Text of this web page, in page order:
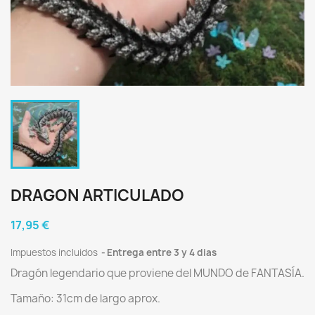
DRAGON ARTICULADO
17,95 €
Impuestos incluidos Entrega entre 3 y 4 dias
Dragón legendario que proviene del MUNDO de FANTASÍA.
Tamaño: 31cm de largo aprox.